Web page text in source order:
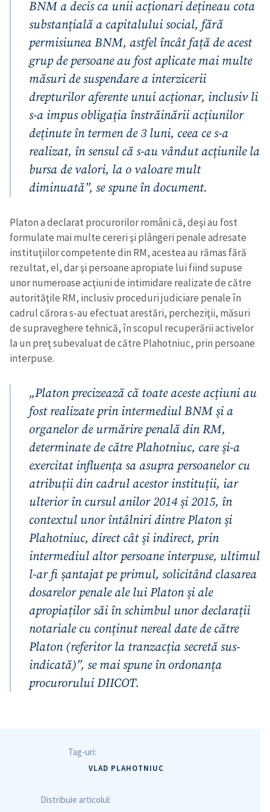
BNM a decis ca unii acţionari deţineau cota
substanţială a capitalului social, fără
permisiunea BNM, astfel încât faţă de acest
grup de persoane au fost aplicate mai multe
măsuri de suspendare a interzicerii
drepturilor aferente unui acţionar, inclusiv li
s-a impus obligaţia înstrăinării acţiunilor
deţinute în termen de 3 luni, ceea ce s-a
realizat, în sensul că s-au vândut acţiunile la
bursa de valori, la o valoare mult
diminuată”, se spune în document.
Platon a declarat procurorilor români că, deşi au fost
formulate mai multe cereri şi plângeri penale adresate
instituţiilor competente din RM, acestea au rămas fără
rezultat, el, dar şi persoane apropiate lui fiind supuse
unor numeroase acţiuni de intimidare realizate de către
autorităţile RM, inclusiv proceduri judiciare penale în
cadrul cărora s-au efectuat arestări, percheziţii, măsuri
de supraveghere tehnică, în scopul recuperării activelor
la un preţ subevaluat de către Plahotniuc, prin persoane
interpuse.
„Platon precizează că toate aceste acţiuni au
fost realizate prin intermediul BNM şi a
organelor de urmărire penală din RM,
determinate de către Plahotniuc, care şi-a
exercitat influenţa sa asupra persoanelor cu
atribuţii din cadrul acestor instituţii, iar
ulterior în cursul anilor 2014 şi 2015, în
contextul unor întâlniri dintre Platon şi
Plahotniuc, direct cât şi indirect, prin
intermediul altor persoane interpuse, ultimul
l-ar fi şantajat pe primul, solicitând clasarea
dosarelor penale ale lui Platon şi ale
apropiaţilor săi în schimbul unor declaraţii
notariale cu conţinut nereal date de către
Platon (referitor la tranzacţia secretă sus-
indicată)”, se mai spune în ordonanţa
procurorului DIICOT.
Tag-uri:
VLAD PLAHOTNIUC
Distribuie articolul: